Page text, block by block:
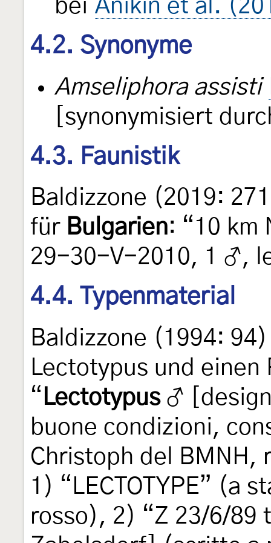
bei Anikin et al.
4.2. Synonyme
Amseliphora assisti
[synonymisiert
4.3. Faunistik
Baldizzone (2019:
für Bulgarien: “10 km
29-30-V-2010, 1 ♂,
4.4. Typenmaterial
Baldizzone (1994:
Lectotypus und einen
“ Lectotypus♂
buone condizioni,
Christoph del BMNH,
1) “LECTOTYPE” (a
rosso), 2) “Z 23/6/89